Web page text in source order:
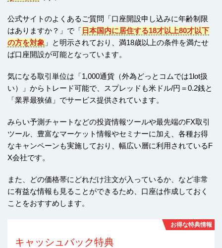
公式サイトのよくあるご質問「口座開設申し込みに年齢制限
はありますか？」で「 日本国内に居住する18才以上80才以下
の方を対象 」と明示されており、満18歳以上の条件を満たせ
ば口座開設が可能となっています。
気になる取引単位は「1,000通貨（外為どっとコムでは1lot扱
い）」からトレード可能で、スプレッドも米ドル/円＝0.2銭と
「業界最狭値」でサービス提供されています。
みらい予測チャートなどの投資情報ツールや最先端のFX取引
ツール、豊富なマーケット情報やセミナーに加え、各種お得
なキャンペーンも実施しており、幅広い層に利用されているF
X会社です。
また、どの価格帯にどれだけ注文が入っているか、など非常
に有益な情報も見ることができるため、口座は作成しておく
ことをおすすめします。
お得な特典情報
キャッシュバック特典